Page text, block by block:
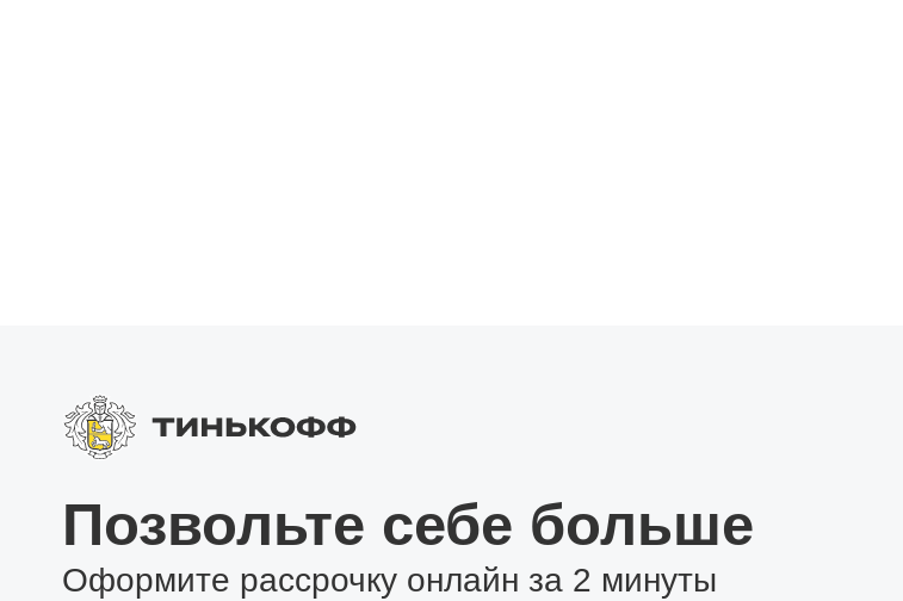
Позвольте себе больше
Оформите рассрочку онлайн за 2 минуты